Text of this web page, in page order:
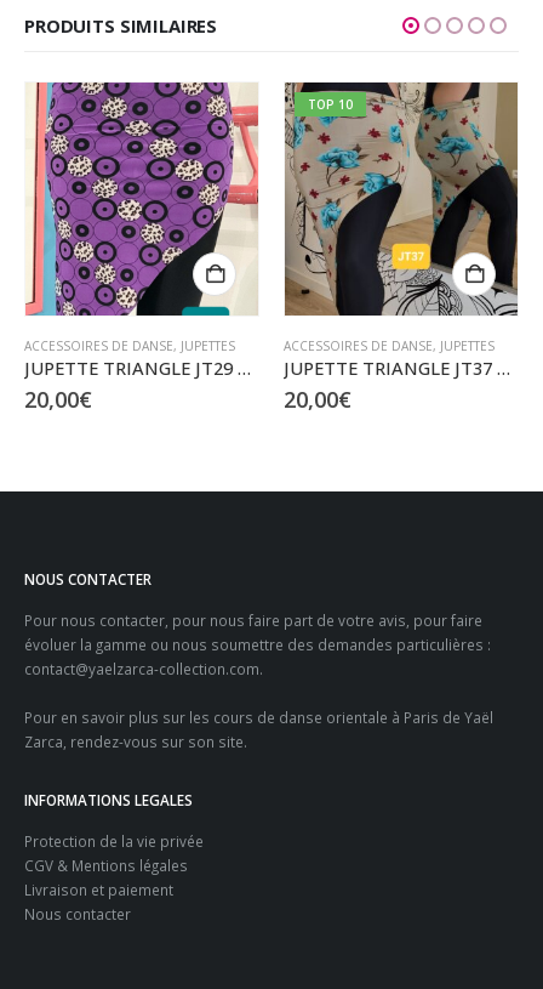
PRODUITS SIMILAIRES
ACCESSOIRES DE DANSE, JUPETTES
JUPETTE TRIANGLE JT29 – Taille XS à L
20,00€
TOP 10
ACCESSOIRES DE DANSE, JUPETTES
JUPETTE TRIANGLE JT37 – Taille S à XL
20,00€
NOUS CONTACTER
Pour nous contacter, pour nous faire part de votre avis, pour faire
évoluer la gamme ou nous soumettre des demandes particulières :
contact@yaelzarca-collection.com.
Pour en savoir plus sur les cours de danse orientale à Paris de Yaël
Zarca, rendez-vous sur son site.
INFORMATIONS LEGALES
Protection de la vie privée
CGV & Mentions légales
Livraison et paiement
Nous contacter